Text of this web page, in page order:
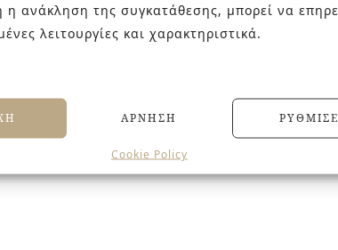
η ανάκληση της συγκατάθεσης, μπορεί να
λειτουργίες και χαρακτηριστικά.
ΆΡΝΗΣΗ
Cookie Policy